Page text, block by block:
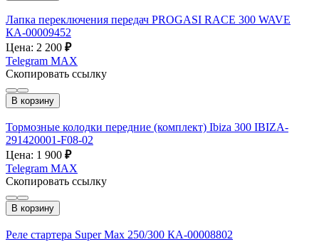
Лапка переключения передач PROGASI RACE 300 WAVE
КА-00009452
Цена: 2 200 ₽
Telegram MAX
Скопировать ссылку
В корзину
Тормозные колодки передние (комплект) Ibiza 300 IBIZA-
291420001-F08-02
Цена: 1 900 ₽
Telegram MAX
Скопировать ссылку
В корзину
Реле стартера Super Max 250/300 КА-00008802